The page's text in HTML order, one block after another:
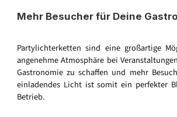
Mehr Besucher für Deine
Partylichterketten sind eine großartige
angenehme Atmosphäre bei
Gastronomie zu schaffen und mehr
einladendes Licht ist somit ein perfekter
Betrieb.